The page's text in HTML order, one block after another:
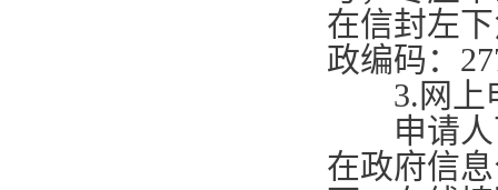
在信封左
政编码：
3. 网上
申请人
在政府信